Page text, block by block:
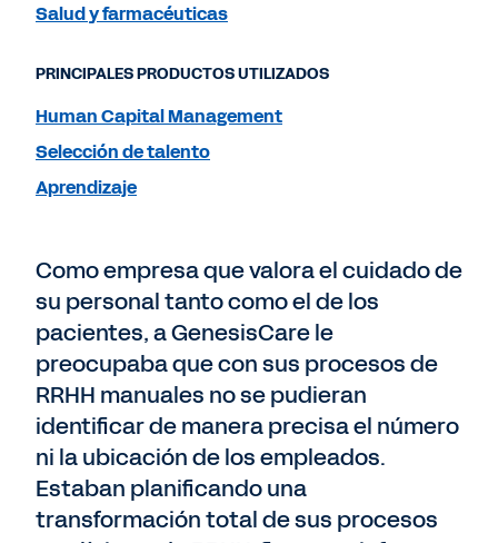
Como empresa que valora el cuidado de
su personal tanto como el de los
pacientes, a GenesisCare le
preocupaba que con sus procesos de
RRHH manuales no se pudieran
identificar de manera precisa el número
ni la ubicación de los empleados.
Estaban planificando una
transformación total de sus procesos
Salud y farmacéuticas
PRINCIPALES PRODUCTOS UTILIZADOS
Human Capital Management
Selección de talento
Aprendizaje